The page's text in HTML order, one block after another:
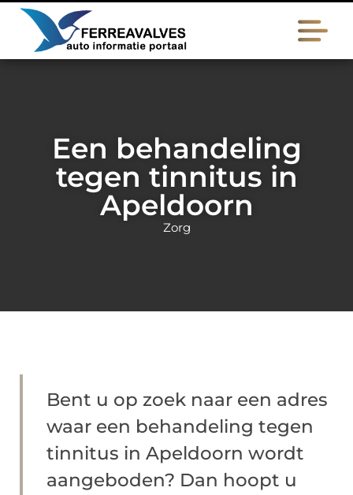
Een behandeling
tegen tinnitus in
Apeldoorn
Zorg
Bent u op zoek naar een adres
waar een behandeling tegen
tinnitus in Apeldoorn wordt
aangeboden? Dan hoopt u